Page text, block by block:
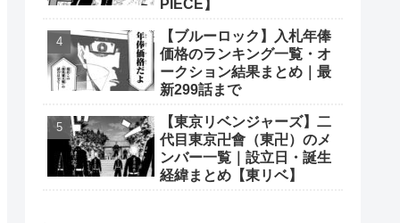
PIECE】
【ブルーロック】入札年俸
価格のランキング一覧・オ
ークション結果まとめ｜最
新299話まで
【東京リベンジャーズ】二
代目東京卍會（東卍）のメ
ンバー一覧｜設立日・誕生
経緯まとめ【東リベ】